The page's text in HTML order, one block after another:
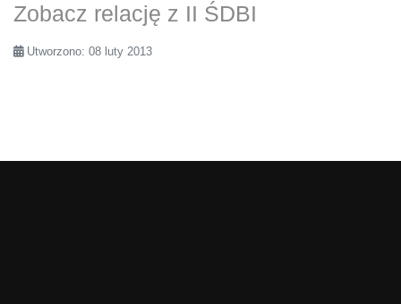
Zobacz relację z II ŚDBI
Utworzono: 08 luty 2013